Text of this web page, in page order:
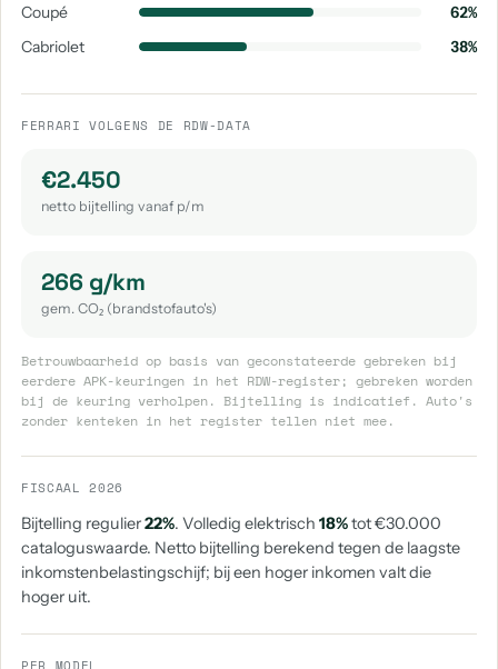
Coupé
62%
Cabriolet
38%
FERRARI VOLGENS DE RDW-DATA
€2.450
netto bijtelling vanaf p/m
266 g/km
gem. CO₂ (brandstofauto's)
Betrouwbaarheid op basis van geconstateerde gebreken bij
eerdere APK-keuringen in het RDW-register; gebreken worden
bij de keuring verholpen. Bijtelling is indicatief. Auto's
zonder kenteken in het register tellen niet mee.
FISCAAL 2026
Bijtelling regulier22%. Volledig elektrisch 18%tot €30.000
cataloguswaarde. Netto bijtelling berekend tegen de laagste
inkomstenbelastingschijf; bij een hoger inkomen valt die
hoger uit.